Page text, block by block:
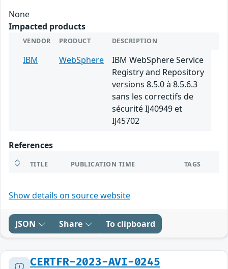
None
Impacted products
VENDOR PRODUCT DESCRIPTION
IBM WebSphere
IBM WebSphere Service
Registry and Repository
versions 8.5.0 à 8.5.6.3
sans les correctifs de
sécurité IJ40949 et
IJ45702
References
TITLE PUBLICATION TIME TAGS
Show details on source website
JSON Share To clipboard
CERTFR-2023-AVI-0245